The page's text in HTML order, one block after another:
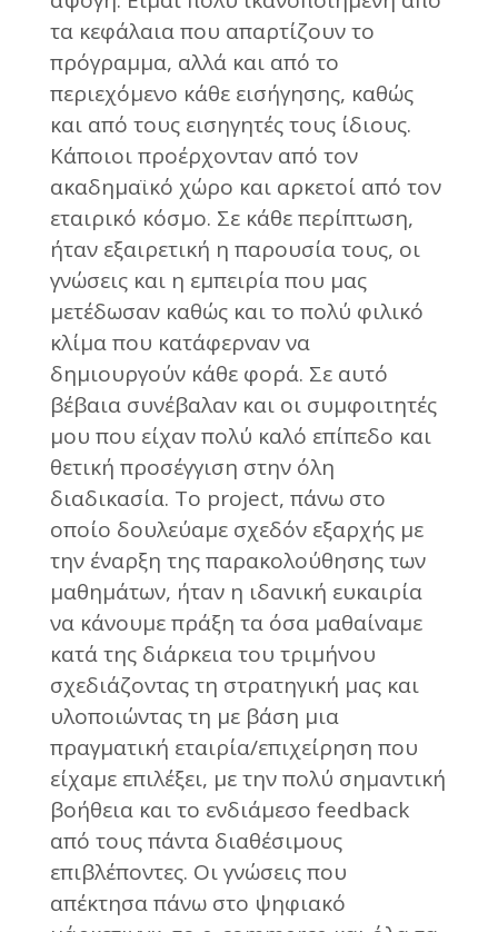
τα κεφάλαια που απαρτίζουν το
πρόγραμμα, αλλά και από το
περιεχόμενο κάθε εισήγησης, καθώς
και από τους εισηγητές τους ίδιους.
Κάποιοι προέρχονταν από τον
ακαδημαϊκό χώρο και αρκετοί από τον
εταιρικό κόσμο. Σε κάθε περίπτωση,
ήταν εξαιρετική η παρουσία τους, οι
γνώσεις και η εμπειρία που μας
μετέδωσαν καθώς και το πολύ φιλικό
κλίμα που κατάφερναν να
δημιουργούν κάθε φορά. Σε αυτό
βέβαια συνέβαλαν και οι συμφοιτητές
μου που είχαν πολύ καλό επίπεδο και
θετική προσέγγιση στην όλη
διαδικασία. Το project, πάνω στο
οποίο δουλεύαμε σχεδόν εξαρχής με
την έναρξη της παρακολούθησης των
μαθημάτων, ήταν η ιδανική ευκαιρία
να κάνουμε πράξη τα όσα μαθαίναμε
κατά της διάρκεια του τριμήνου
σχεδιάζοντας τη στρατηγική μας και
υλοποιώντας τη με βάση μια
πραγματική εταιρία/επιχείρηση που
είχαμε επιλέξει, με την πολύ σημαντική
βοήθεια και το ενδιάμεσο feedback
από τους πάντα διαθέσιμους
επιβλέποντες. Οι γνώσεις που
απέκτησα πάνω στο ψηφιακό